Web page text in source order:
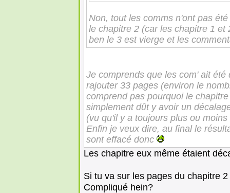
Non, tout les comms n'ont pas
le chapitre 2 (car les chapitre 1
ben le 3 est vierge et les
Je comprends que les com' ait
rajouter 33 pages (environ le
comprend pas pourquoi le
simplement dût y avoir un
(vu qu'il y a toujours plus ou
Enfin je veux dire, au final le
sont effacé donc
Les chapitre eux même étaient
Si tu va sur les pages du chapitre
Compliqué hein?